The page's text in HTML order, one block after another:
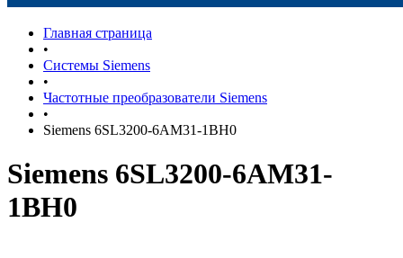
Главная страница
•
Системы Siemens
•
Частотные преобразователи Siemens
•
Siemens 6SL3200-6AM31-1BH0
Siemens 6SL3200-6AM31-
1BH0